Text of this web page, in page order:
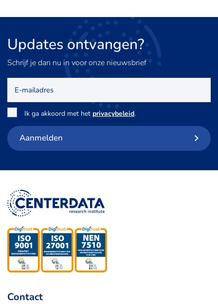
Updates ontvangen?
Schrijf je dan nu in voor onze nieuwsbrief
mailadres
Toestemming
Ik ga akkoord met het privacybeleid.
Aanmelden
Contact